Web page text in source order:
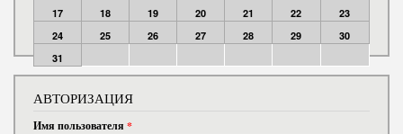
17
18 19 20 21 22
23
24
25 26 27 28 29
30
31
АВТОРИЗАЦИЯ
Имя пользователя *